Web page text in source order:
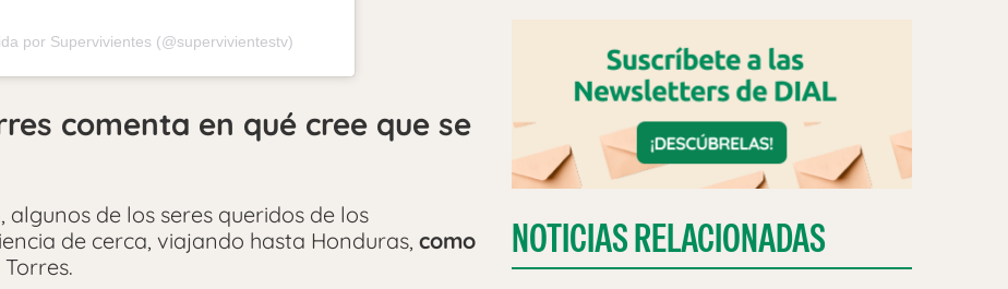
por Supervivientes (@supervivientestv)
comenta en qué cree que se
de los seres queridos de los
de cerca, viajando hasta Honduras, como
NOTICIAS RELACIONADAS